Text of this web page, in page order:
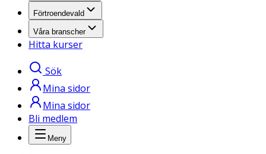
Förtroendevald
Våra branscher
Hitta kurser
Sök
Mina sidor
Mina sidor
Bli medlem
Meny